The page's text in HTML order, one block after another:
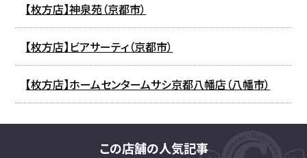
【枚方店】神泉苑（京都市）
【枚方店】ビアサーティ（京都市）
【枚方店】ホームセンタームサシ京都八幡店（八幡市）
この店舗の人気記事